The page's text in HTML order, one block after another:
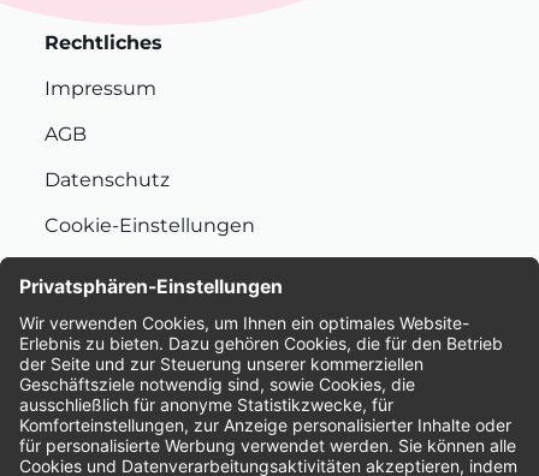
Rechtliches
Impressum
AGB
Datenschutz
Cookie-Einstellungen
Bewertungen